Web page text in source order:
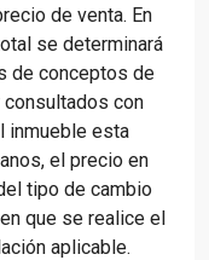
de venta. En
se determinará
de conceptos de
con
inmueble esta
el precio en
tipo de cambio
que se realice el
aplicable.